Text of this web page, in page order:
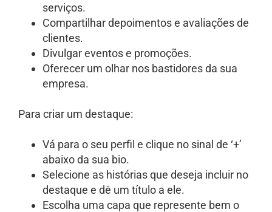
serviços.
Compartilhar depoimentos e avaliações de
clientes.
Divulgar eventos e promoções.
Oferecer um olhar nos bastidores da sua
empresa.
Para criar um destaque:
Vá para o seu perfil e clique no sinal de ‘+’
abaixo da sua bio.
Selecione as histórias que deseja incluir no
destaque e dê um título a ele.
Escolha uma capa que represente bem o